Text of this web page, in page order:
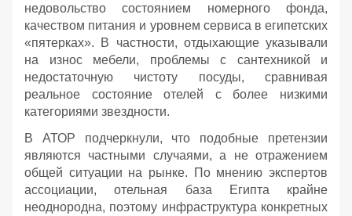
недовольство состоянием номерного фонда,
качеством питания и уровнем сервиса в египетских
«пятерках». В частности, отдыхающие указывали
на износ мебели, проблемы с сантехникой и
недостаточную чистоту посуды, сравнивая
реальное состояние отелей с более низкими
категориями звездности.
В АТОР подчеркнули, что подобные претензии
являются частными случаями, а не отражением
общей ситуации на рынке. По мнению экспертов
ассоциации, отельная база Египта крайне
неоднородна, поэтому инфраструктура конкретных